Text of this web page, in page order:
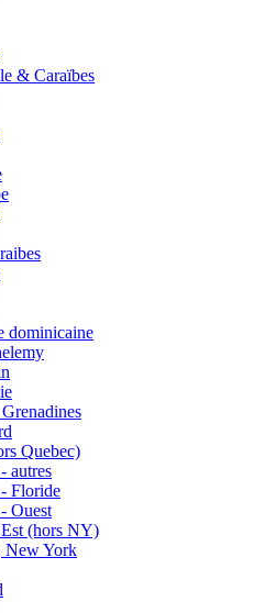
& Caraïbes
dominicaine
Quebec)
autres
Floride
Ouest
(hors NY)
New York